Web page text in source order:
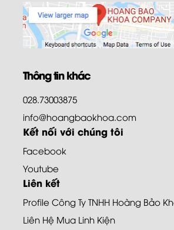
Thông tin khác
028.73003875
info@hoangbaokhoa.com
Kết nối với chúng tôi
Facebook
Youtube
Liên kết
Profile Công Ty TNHH Hoàng Bảo
Liên Hệ Mua Linh Kiện